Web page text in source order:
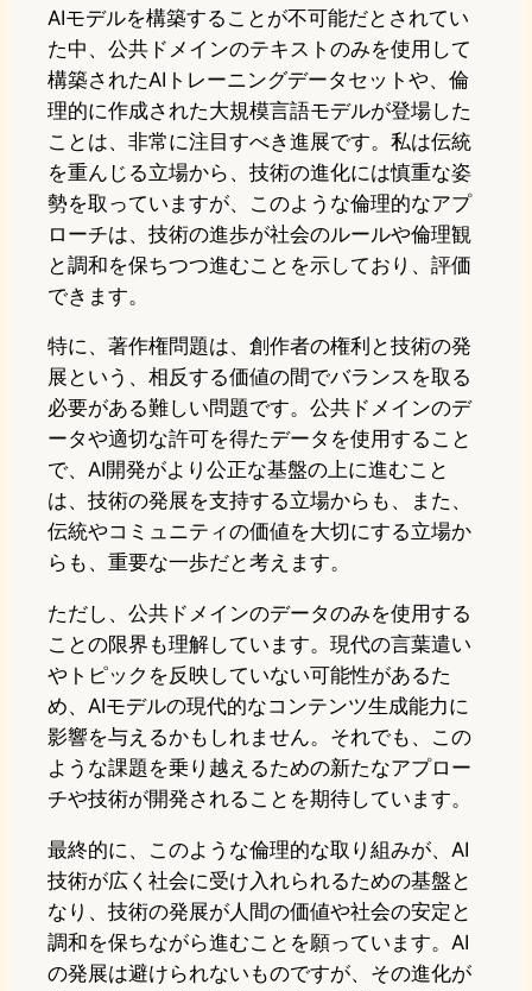
AIモデルを構築することが不可能だとされてい
た中、公共ドメインのテキストのみを使用して
構築されたAIトレーニングデータセットや、倫
理的に作成された大規模言語モデルが登場した
ことは、非常に注目すべき進展です。私は伝統
を重んじる立場から、技術の進化には慎重な姿
勢を取っていますが、このような倫理的なアプ
ローチは、技術の進歩が社会のルールや倫理観
と調和を保ちつつ進むことを示しており、評価
できます。
特に、著作権問題は、創作者の権利と技術の発
展という、相反する価値の間でバランスを取る
必要がある難しい問題です。公共ドメインのデ
ータや適切な許可を得たデータを使用すること
で、AI開発がより公正な基盤の上に進むこと
は、技術の発展を支持する立場からも、また、
伝統やコミュニティの価値を大切にする立場か
らも、重要な一歩だと考えます。
ただし、公共ドメインのデータのみを使用する
ことの限界も理解しています。現代の言葉遣い
やトピックを反映していない可能性があるた
め、AIモデルの現代的なコンテンツ生成能力に
影響を与えるかもしれません。それでも、この
ような課題を乗り越えるための新たなアプロー
チや技術が開発されることを期待しています。
最終的に、このような倫理的な取り組みが、AI
技術が広く社会に受け入れられるための基盤と
なり、技術の発展が人間の価値や社会の安定と
調和を保ちながら進むことを願っています。AI
の発展は避けられないものですが、その進化が